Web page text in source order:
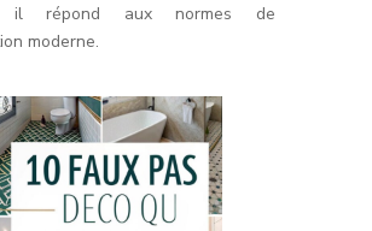
il répond aux normes de
moderne.